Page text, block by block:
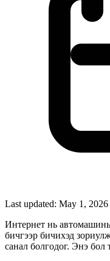
Last updated: May 1, 2026
Интернет нь
бичгээр бичихэд
санал болгодог. Энэ бол